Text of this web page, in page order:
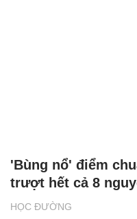
HỌC ĐƯỜNG
'Bùng nổ' điểm
trượt hết cả 8